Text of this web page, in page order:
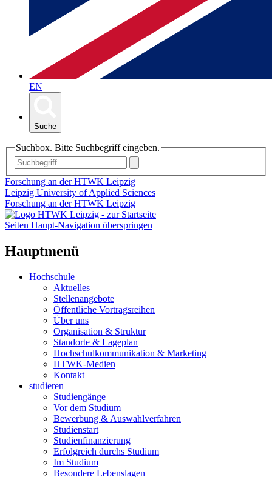
EN
Suche
Suchbox. Bitte Suchbegriff eingeben.
Forschung an der HTWK Leipzig
Leipzig University of Applied Sciences
Forschung an der HTWK Leipzig
Seiten Haupt-Navigation überspringen
Hauptmenü
Hochschule
Aktuelles
Stellenangebote
Öffentliche Vortragsreihen
Über uns
Organisation & Struktur
Standorte & Lageplan
Hochschulkommunikation & Marketing
HTWK-Medien
Kontakt
studieren
Studiengänge
Vor dem Studium
Bewerbung & Auswahlverfahren
Studienstart
Studienfinanzierung
Erfolgreich durchs Studium
Im Studium
Besondere Lebenslagen